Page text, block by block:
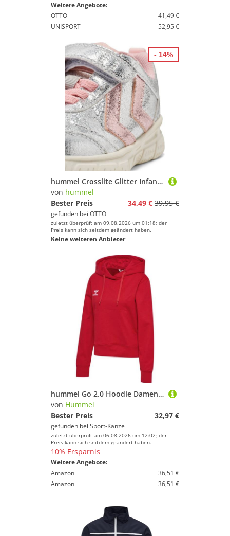
Weitere Angebote:
OTTO
41,49 €
UNISPORT
52,95 €
hummel Crosslite Glitter Infant Sneaker
von hummel
Bester Preis
34,49 € 39,95 €
gefunden bei OTTO
zuletzt überprüft am 09.08.2026 um 01:18; der
Preis kann sich seitdem geändert haben.
Keine weiteren Anbieter
- 14%
hummel Go 2.0 Hoodie Damen 225250 TRUE RED - Gr. S
von Hummel
Bester Preis
32,97 €
gefunden bei Sport-Kanze
zuletzt überprüft am 06.08.2026 um 12:02; der
Preis kann sich seitdem geändert haben.
10% Ersparnis
Weitere Angebote:
Amazon
36,51 €
Amazon
36,51 €